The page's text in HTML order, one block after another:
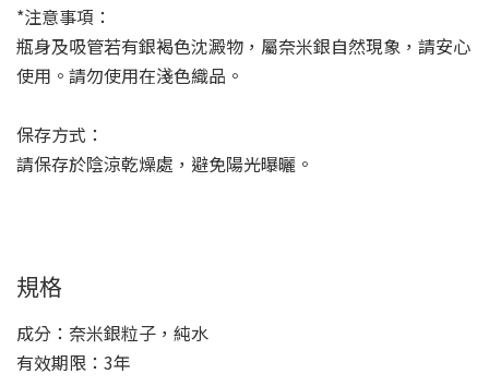
*注意事項：
瓶身及吸管若有銀褐色沈澱物，屬奈米銀自然現象，請安心
使用。請勿使用在淺色織品。
保存方式：
請保存於陰涼乾燥處，避免陽光曝曬。
規格
成分：奈米銀粒子，純水
有效期限：3年